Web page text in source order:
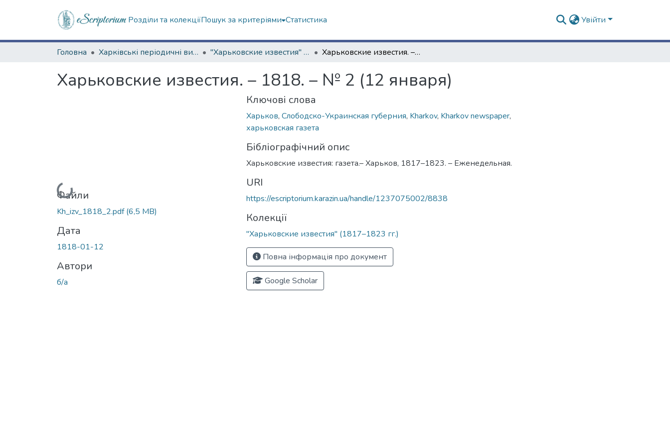
Розділи та колекціїПошук за критеріями Статистика Увійти
Головна Харківські періодичні видання "Харьковские известия" (1817–1823 гг.) Харьковские известия. – 1818. – № 2 (12 января)
Харьковские известия. – 1818. – № 2 (12 января)
Вантажиться...
Файли
Kh_izv_1818_2.pdf(6,5 MB)
Дата
1818-01-12
Автори
б/а
Ключові слова
Харьков, Слободско-Украинская губерния, Kharkov, Kharkov newspaper,
харьковская газета
Бібліографічний опис
Харьковские известия: газета.– Харьков, 1817–1823. – Еженедельная.
URI
https://escriptorium.karazin.ua/handle/1237075002/8838
Колекції
"Харьковские известия" (1817–1823 гг.)
Повна інформація про документ
Google Scholar